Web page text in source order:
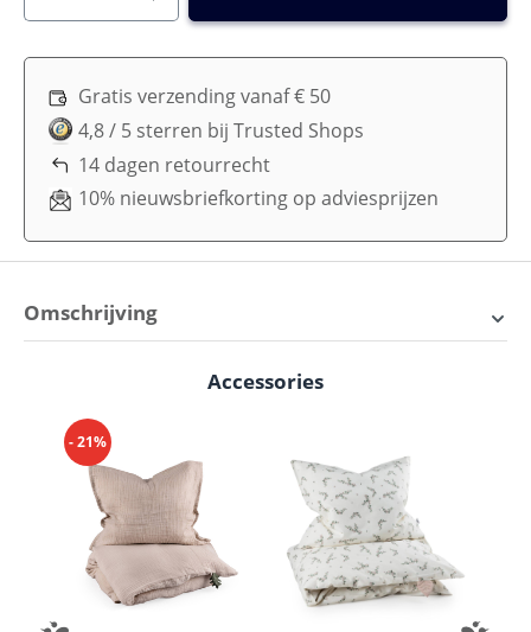
Gratis verzending vanaf € 50
4,8 / 5 sterren bij Trusted Shops
14 dagen retourrecht
10% nieuwsbriefkorting op adviesprijzen
Omschrijving
Sebra babybed met Sebra
schuiflade
Leveringsomvang Sebra babykamer M-set:
Sebra baby- & juniorbed
Sebra schuiflade
Productgalerij overslaan
Accessories
- 21%